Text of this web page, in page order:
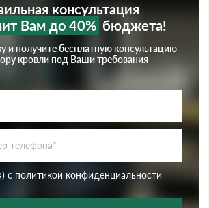
консультация
Вам до 40% бюджета!
и получите бесплатную консультацию
кровли под Ваши требования
с политикой конфиденциальности